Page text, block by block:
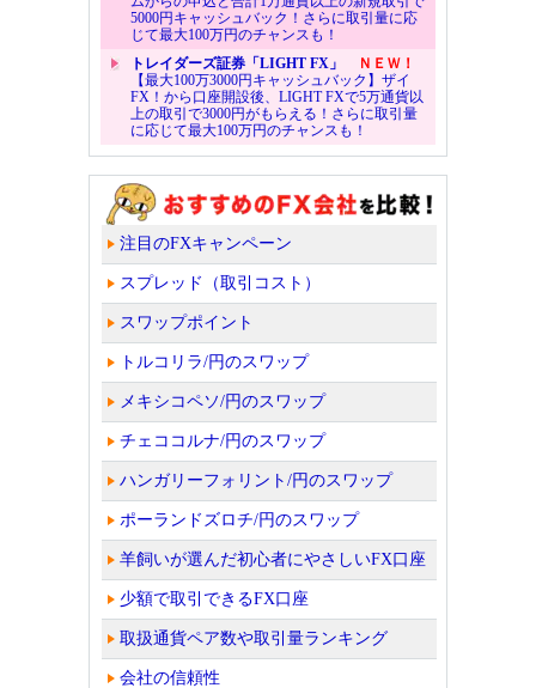
5000円キャッシュバック！さらに取引量に応
じて最大100万円のチャンスも！
トレイダーズ証券「LIGHT FX」
ＮＥＷ！
【最大100万3000円キャッシュバック】ザイ
FX！から口座開設後、LIGHT FXで5万通貨以
上の取引で3000円がもらえる！さらに取引量
に応じて最大100万円のチャンスも！
注目のFXキャンペーン
スプレッド（取引コスト）
スワップポイント
トルコリラ/円のスワップ
メキシコペソ/円のスワップ
チェココルナ/円のスワップ
ハンガリーフォリント/円のスワップ
ポーランドズロチ/円のスワップ
羊飼いが選んだ初心者にやさしいFX口座
少額で取引できるFX口座
取扱通貨ペア数や取引量ランキング
会社の信頼性